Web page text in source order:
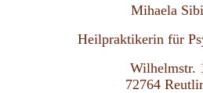
Mihaela
Heilpraktikerin für
Wilhelmstr.
72764